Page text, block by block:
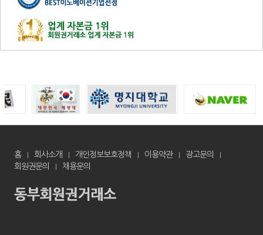
홈 회사소개 개인정보보호정책 이용약관
광고문의
회원권문의
채용문의